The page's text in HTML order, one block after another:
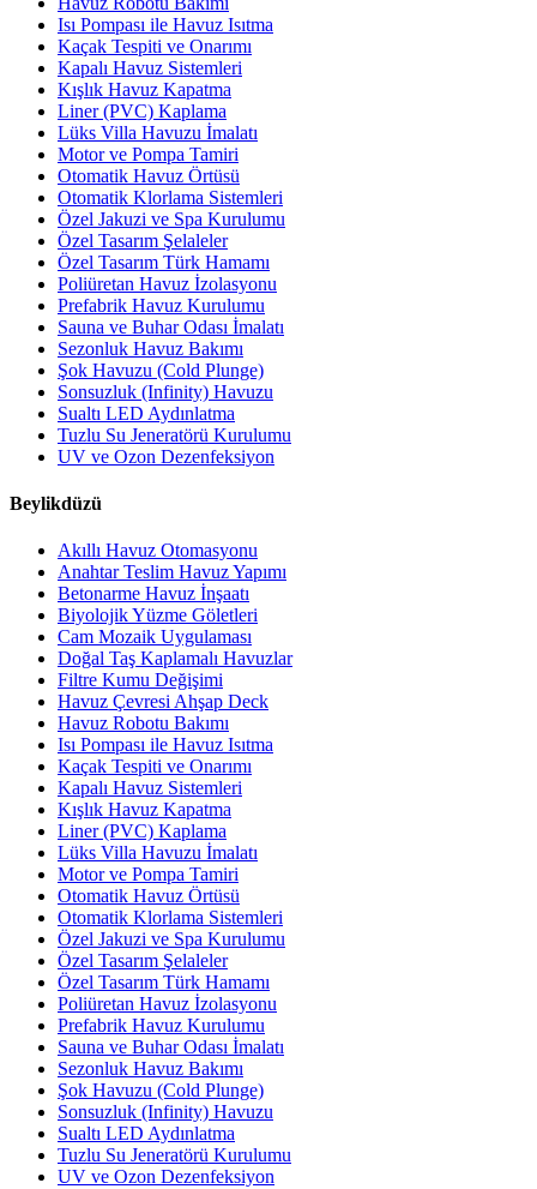
Isı Pompası ile Havuz Isıtma
Kaçak Tespiti ve Onarımı
Kapalı Havuz Sistemleri
Kışlık Havuz Kapatma
Liner (PVC) Kaplama
Lüks Villa Havuzu İmalatı
Motor ve Pompa Tamiri
Otomatik Havuz Örtüsü
Otomatik Klorlama Sistemleri
Özel Jakuzi ve Spa Kurulumu
Özel Tasarım Şelaleler
Özel Tasarım Türk Hamamı
Poliüretan Havuz İzolasyonu
Prefabrik Havuz Kurulumu
Sauna ve Buhar Odası İmalatı
Sezonluk Havuz Bakımı
Şok Havuzu (Cold Plunge)
Sonsuzluk (Infinity) Havuzu
Sualtı LED Aydınlatma
Tuzlu Su Jeneratörü Kurulumu
UV ve Ozon Dezenfeksiyon
Beylikdüzü
Akıllı Havuz Otomasyonu
Anahtar Teslim Havuz Yapımı
Betonarme Havuz İnşaatı
Biyolojik Yüzme Göletleri
Cam Mozaik Uygulaması
Doğal Taş Kaplamalı Havuzlar
Filtre Kumu Değişimi
Havuz Çevresi Ahşap Deck
Havuz Robotu Bakımı
Isı Pompası ile Havuz Isıtma
Kaçak Tespiti ve Onarımı
Kapalı Havuz Sistemleri
Kışlık Havuz Kapatma
Liner (PVC) Kaplama
Lüks Villa Havuzu İmalatı
Motor ve Pompa Tamiri
Otomatik Havuz Örtüsü
Otomatik Klorlama Sistemleri
Özel Jakuzi ve Spa Kurulumu
Özel Tasarım Şelaleler
Özel Tasarım Türk Hamamı
Poliüretan Havuz İzolasyonu
Prefabrik Havuz Kurulumu
Sauna ve Buhar Odası İmalatı
Sezonluk Havuz Bakımı
Şok Havuzu (Cold Plunge)
Sonsuzluk (Infinity) Havuzu
Sualtı LED Aydınlatma
Tuzlu Su Jeneratörü Kurulumu
UV ve Ozon Dezenfeksiyon